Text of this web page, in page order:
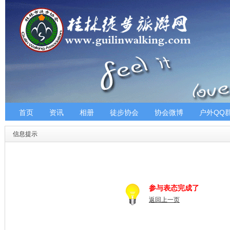
首页 资讯 相册 徒步协会 协会微博 户外QQ
信息提示
参与表态完成了
返回上一页